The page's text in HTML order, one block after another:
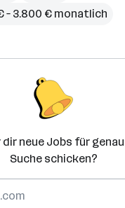
– 3.800 € monatlich
dir neue Jobs für
Suche schicken?